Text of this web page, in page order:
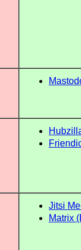
Jitsi
Matrix